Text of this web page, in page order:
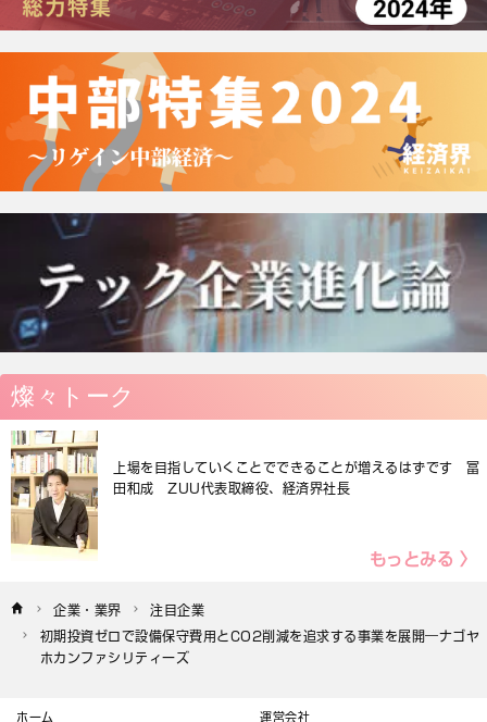
燦々トーク
上場を目指していくことでできることが増えるはずです 冨
田和成 ZUU代表取締役、経済界社長
もっとみる 〉
企業・業界
注目企業
初期投資ゼロで設備保守費用とCO2削減を追求する事業を展開―ナゴヤ
ホカンファシリティーズ
ホーム 運営会社